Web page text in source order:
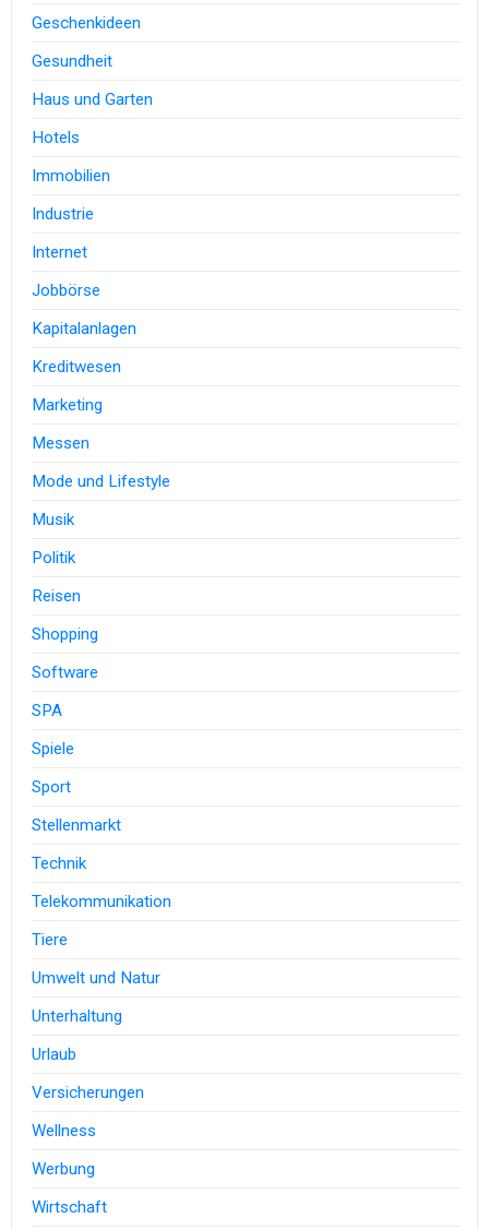
Geschenkideen
Gesundheit
Haus und Garten
Hotels
Immobilien
Industrie
Internet
Jobbörse
Kapitalanlagen
Kreditwesen
Marketing
Messen
Mode und Lifestyle
Musik
Politik
Reisen
Shopping
Software
SPA
Spiele
Sport
Stellenmarkt
Technik
Telekommunikation
Tiere
Umwelt und Natur
Unterhaltung
Urlaub
Versicherungen
Wellness
Werbung
Wirtschaft